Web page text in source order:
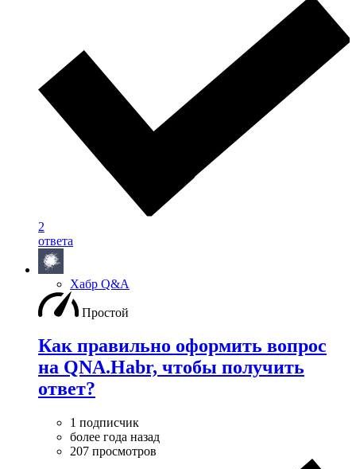
2
ответа
Хабр Q&A
Простой
Как правильно оформить вопрос
на QNA.Habr, чтобы получить
ответ?
1 подписчик
более года назад
207 просмотров